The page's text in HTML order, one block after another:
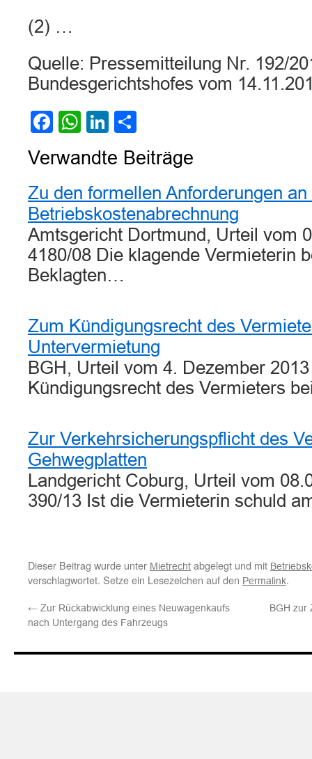
(2) …
Quelle: Pressemitteilung Nr. 192/
Bundesgerichtshofes vom
Facebook
WhatsApp
LinkedIn
Verwandte Beiträge
Zu den formellen Anforderungen an
Betriebskostenabrechnung
Amtsgericht Dortmund, Urteil vom
4180/08 Die klagende Vermieterin
Beklagten…
Zum Kündigungsrecht des
Untervermietung
BGH, Urteil vom 4. Dezember
Kündigungsrecht des Vermieters
Zur Verkehrsicherungspflicht des
Gehwegplatten
Landgericht Coburg, Urteil vom
390/13 Ist die Vermieterin schuld
Dieser Beitrag wurde unter Mietrecht abgelegt und mit
verschlagwortet. Setze ein Lesezeichen auf den Permalink.
← Zur Rückabwicklung eines Neuwagenkaufs
nach Untergang des Fahrzeugs
BGH zur